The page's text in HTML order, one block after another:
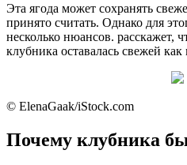
Эта ягода может сохранять
принято считать. Однако для
несколько нюансов. расскажет,
клубника оставалась свежей
© ElenaGaak/iStock.com
Почему клубника